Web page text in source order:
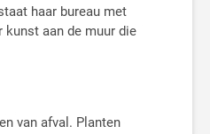
haar bureau met
aan de muur die
van afval. Planten